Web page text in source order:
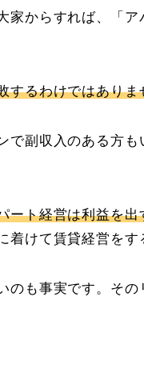
家からすれば、「
するわけではありま
で副収入のある方
ート経営は利益を
着けて賃貸経営をす
のも事実です。そ